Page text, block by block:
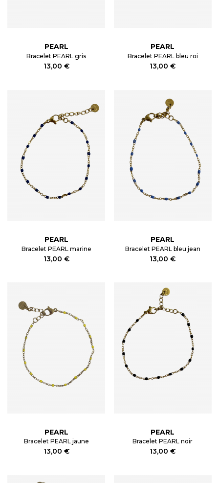
PEARL
Bracelet PEARL gris
13,00 €
PEARL
Bracelet PEARL bleu roi
13,00 €
PEARL
Bracelet PEARL marine
13,00 €
PEARL
Bracelet PEARL bleu jean
13,00 €
PEARL
Bracelet PEARL jaune
13,00 €
PEARL
Bracelet PEARL noir
13,00 €